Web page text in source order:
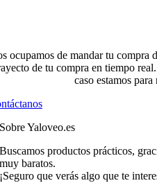
ocupamos de mandar tu compra
de tu compra en tiempo
caso estamos
Sobre Yaloveo.es
Buscamos productos prácticos,
muy baratos.
¡Seguro que verás algo que te